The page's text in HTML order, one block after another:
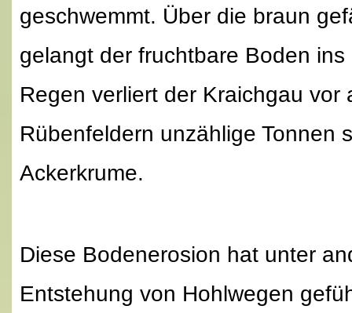
geschwemmt. Über die braun
gelangt der fruchtbare Boden
Regen verliert der Kraichgau vor
Rübenfeldern unzählige Tonnen
Ackerkrume.
Diese Bodenerosion hat unter
Entstehung von Hohlwegen